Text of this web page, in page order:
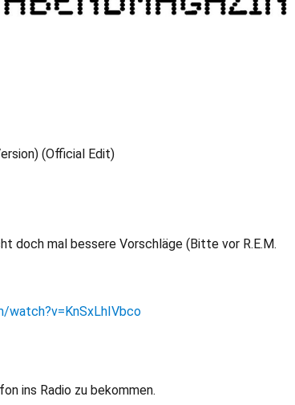
(Official Edit)
doch mal bessere Vorschläge (Bitte vor R.E.M.
watch?v=KnSxLhIVbco
ins Radio zu bekommen.